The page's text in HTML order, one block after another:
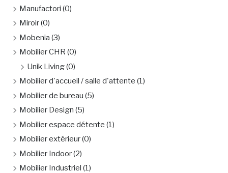
Manufactori (0)
Miroir(0)
Mobenia (3)
Mobilier CHR (0)
Unik Living(0)
Mobilier d'accueil / salle d'attente (1)
Mobilier de bureau (5)
Mobilier Design (5)
Mobilier espace détente (1)
Mobilier extérieur(0)
Mobilier Indoor(2)
Mobilier Industriel (1)